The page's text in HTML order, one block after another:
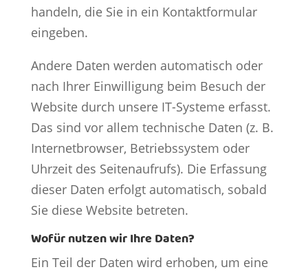
handeln, die Sie in ein Kontaktformular
eingeben.
Andere Daten werden automatisch oder
nach Ihrer Einwilligung beim Besuch der
Website durch unsere IT-Systeme erfasst.
Das sind vor allem technische Daten (z. B.
Internetbrowser, Betriebssystem oder
Uhrzeit des Seitenaufrufs). Die Erfassung
dieser Daten erfolgt automatisch, sobald
Sie diese Website betreten.
Wofür nutzen wir Ihre Daten?
Ein Teil der Daten wird erhoben, um eine